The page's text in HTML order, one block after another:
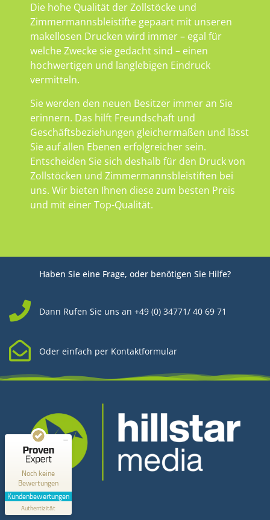
Die hohe Qualität der Zollstöcke und
Zimmermannsbleistifte gepaart mit unseren
makellosen Drucken wird immer – egal für
welche Zwecke sie gedacht sind – einen
hochwertigen und langlebigen Eindruck
vermitteln.
Sie werden den neuen Besitzer immer an Sie
erinnern. Das hilft Freundschaft und
Geschäftsbeziehungen gleichermaßen und lässt
Sie auf allen Ebenen erfolgreicher sein.
Entscheiden Sie sich deshalb für den Druck von
Zollstöcken und Zimmermannsbleistiften bei
uns. Wir bieten Ihnen diese zum besten Preis
und mit einer Top-Qualität.
Haben Sie eine Frage, oder benötigen Sie Hilfe?
Dann Rufen Sie uns an +49 (0) 34771/ 40 69 71
Oder einfach per Kontaktformular
Kontakt
Hillstar Media
Noch keine
Bewertungen
Kundenbewertungen
Authentizität
Hillstar Media
MANGELHAFT
0,00 / 5,00
Erfahren Sie mehr über dieses Bewertungssiegel
Profil ansehen